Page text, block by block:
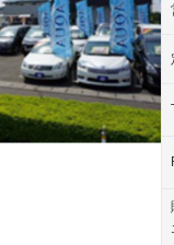
－ ウォークスルー
－ シートエアコン
－ エアサスペンショ